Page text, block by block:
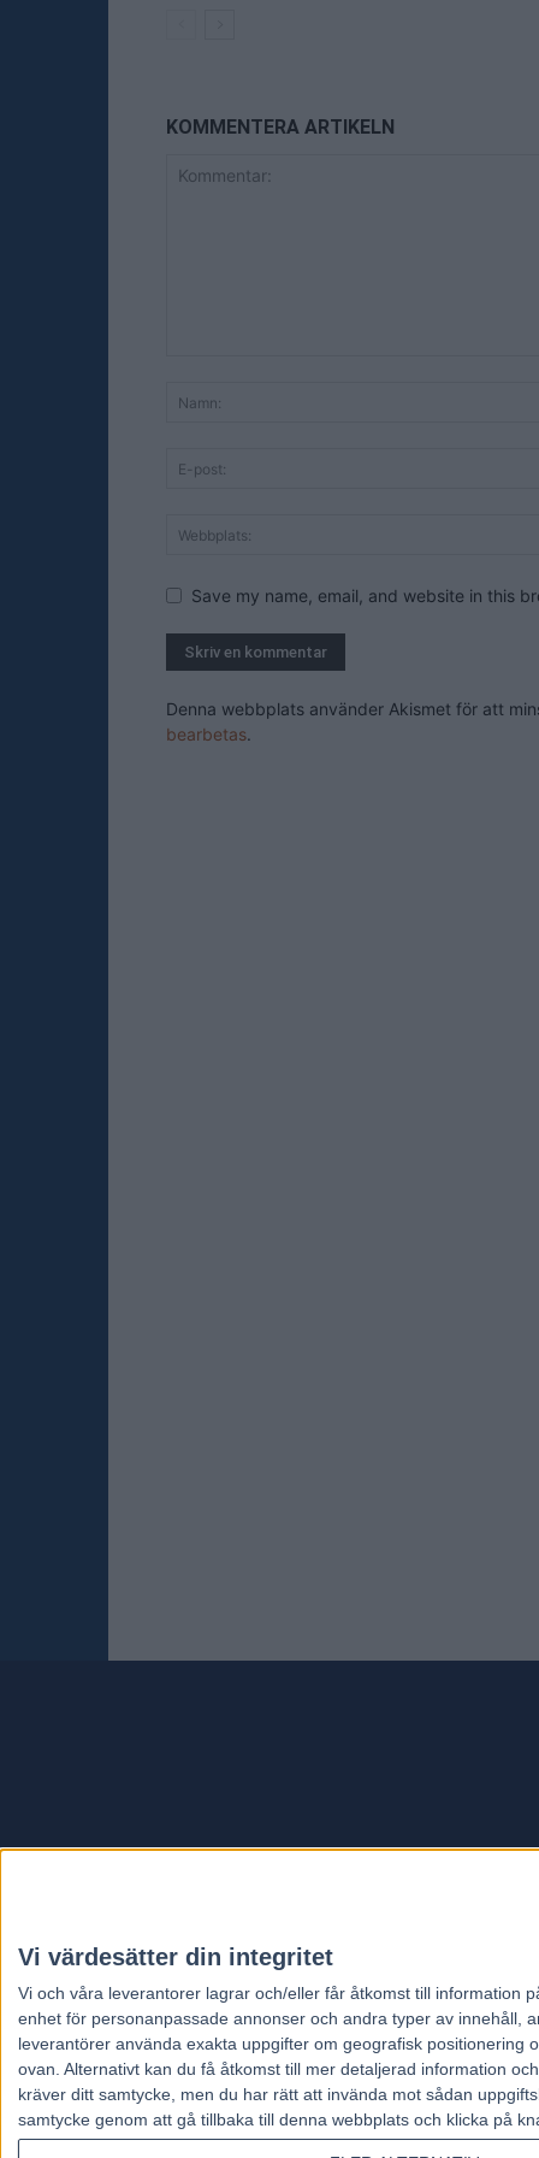
Vi värdesätter din integritet
Vi och våra leverantorer lagrar och/eller får åtkomst till information
enhet för personanpassade annonser och andra typer av innehåll,
leverantörer använda exakta uppgifter om geografisk
ovan. Alternativt kan du få åtkomst till mer detaljerad information
kräver ditt samtycke, men du har rätt att invända mot sådan
samtycke genom att gå tillbaka till denna webbplats och klicka på
KOMMENTERA ARTIKELN
Save my name, email, and website in this
Denna webbplats använder Akismet för att
bearbetas.